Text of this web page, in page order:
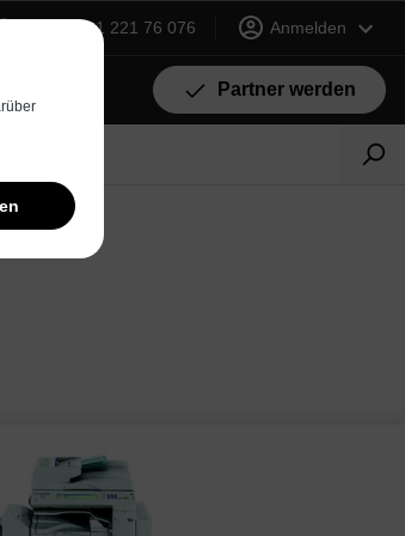
+49 (0) 231 221 76 076 Anmelden
Partner werden